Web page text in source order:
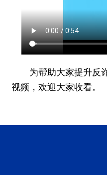
为帮助大家提升反
视频，欢迎大家收看。